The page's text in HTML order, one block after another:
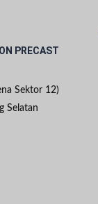
PRECAST
Sektor 12)
Selatan